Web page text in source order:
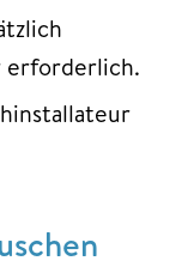
erforderlich.